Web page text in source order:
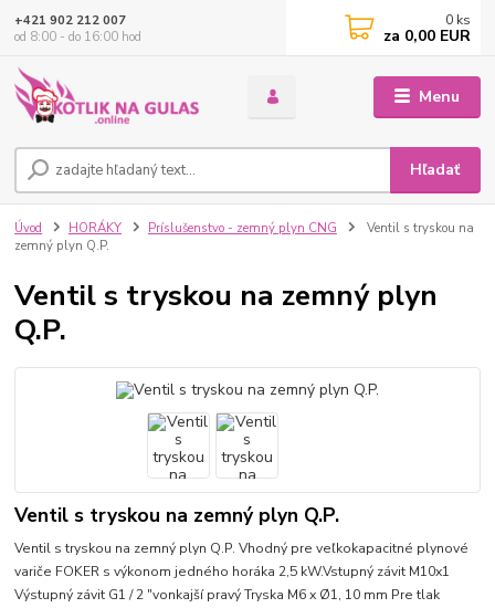
Menu
Hľadať
+421 902 212 007
od 8:00 - do 16:00 hod
0 ks
za 0,00 EUR
Úvod HORÁKY Príslušenstvo - zemný plyn CNG
Ventil s tryskou na
zemný plyn Q.P.
Ventil s tryskou na zemný plyn
Q.P.
Ventil s tryskou na zemný plyn Q.P.
Ventil s tryskou na zemný plyn Q.P. Vhodný pre veľkokapacitné plynové
variče FOKER s výkonom jedného horáka 2,5 kW.Vstupný závit M10x1
Výstupný závit G1 / 2 "vonkajší pravý Tryska M6 x Ø1, 10 mm Pre tlak